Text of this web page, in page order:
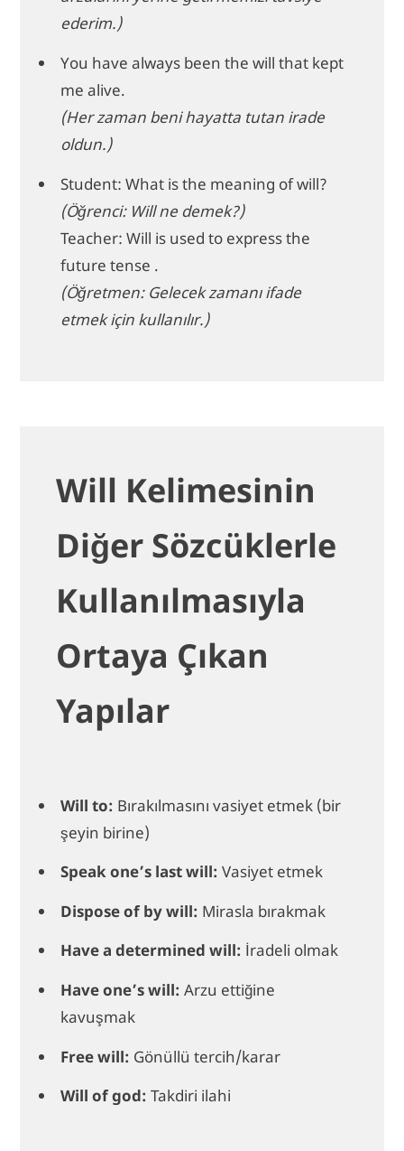
ederim.)
You have always been the will that kept
me alive.
(Her zaman beni hayatta tutan irade
oldun.)
Student: What is the meaning of will?
(Öğrenci: Will ne demek?)
Teacher: Will is used to express the
future tense .
(Öğretmen: Gelecek zamanı ifade
etmek için kullanılır.)
Will Kelimesinin
Diğer Sözcüklerle
Kullanılmasıyla
Ortaya Çıkan
Yapılar
Will to: Bırakılmasını vasiyet etmek (bir
şeyin birine)
Speak one’s last will: Vasiyet etmek
Dispose of by will: Mirasla bırakmak
Have a determined will: İradeli olmak
Have one’s will: Arzu ettiğine
kavuşmak
Free will: Gönüllü tercih/karar
Will of god: Takdiri ilahi